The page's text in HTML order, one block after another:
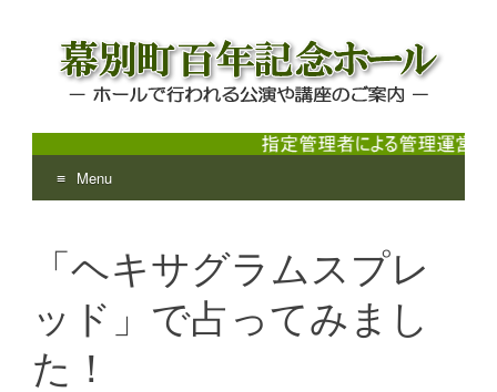
幕別町百年記念ホール
ホールで行われる公演や講座のご案内
Menu
content
「ヘキサグラムスプレ
ッド」で占ってみまし
た！